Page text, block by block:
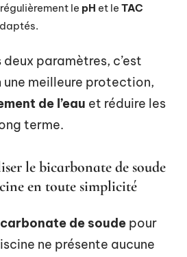
le pH et le TAC
paramètres, c’est
meilleure protection,
de l’eau et réduire les
terme.
le bicarbonate de soude
en toute simplicité
de soude pour
ne présente aucune